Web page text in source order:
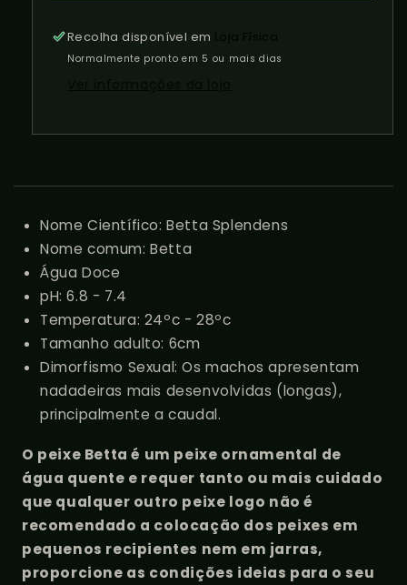
Recolha disponível em Loja Física
Normalmente pronto em 5 ou mais dias
Nome Científico: Betta Splendens
Nome comum: Betta
Água Doce
pH: 6.8 - 7.4
Temperatura: 24ºc - 28ºc
Tamanho adulto: 6cm
Dimorfismo Sexual: Os machos apresentam
nadadeiras mais desenvolvidas (longas),
principalmente a caudal.
O peixe Betta é um peixe ornamental de
água quente e requer tanto ou mais cuidado
que qualquer outro peixe logo não é
recomendado a colocação dos peixes em
pequenos recipientes nem em jarras,
proporcione as condições ideias para o seu